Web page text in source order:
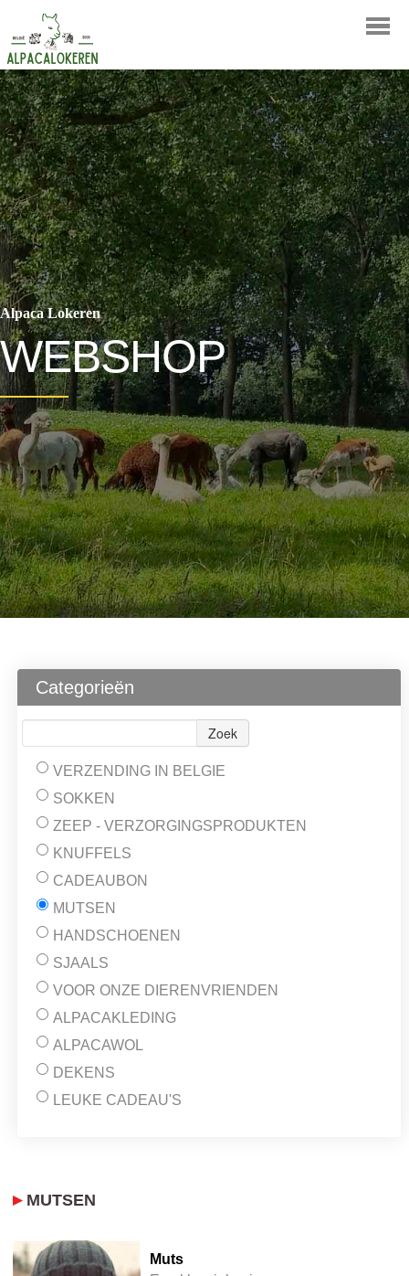
LOGIN BESTELLEN
Alpaca Lokeren
WEBSHOP
Categorieën
Zoek
VERZENDING IN BELGIE
SOKKEN
ZEEP - VERZORGINGSPRODUKTEN
KNUFFELS
CADEAUBON
MUTSEN
HANDSCHOENEN
SJAALS
VOOR ONZE DIERENVRIENDEN
ALPACAKLEDING
ALPACAWOL
DEKENS
LEUKE CADEAU'S
MUTSEN
Muts